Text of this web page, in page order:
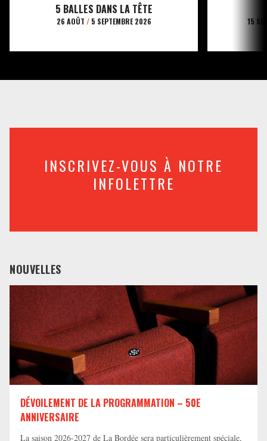
5 BALLES DANS LA TÊTE
26 AOÛT /5 SEPTEMBRE 2026 15
INSCRIVEZ-VOUS À NOTRE
INFOLETTRE
NOUVELLES
DÉVOILEMENT DE LA PROGRAMMATION – 50E
ANNIVERSAIRE
La saison 2026-2027 de La Bordée sera particulièrement spéciale,